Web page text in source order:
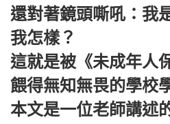
還對著鏡頭嘶吼：我
我怎樣？
這就是被《未成年人
餵得無知無畏的學校
本文是一位老師講述